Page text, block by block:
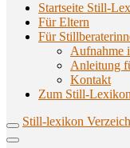
Startseite Still-
Für Eltern
Für
Aufnahme
Anlei­tung
Kon­takt
Zum Still-
Still-lexikon